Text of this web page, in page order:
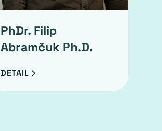
PhDr. Filip
Abramčuk Ph.D.
DETAIL